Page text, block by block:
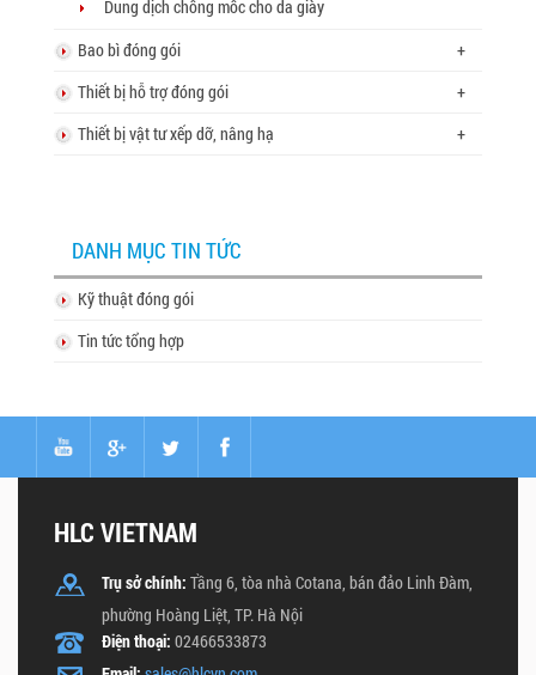
Dung dịch chống mốc cho da giày
Bao bì đóng gói
+
Thiết bị hỗ trợ đóng gói
+
Thiết bị vật tư xếp dỡ, nâng hạ
+
DANH MỤC TIN TỨC
Kỹ thuật đóng gói
Tin tức tổng hợp
HLC VIETNAM
Trụ sở chính: Tầng 6, tòa nhà Cotana, bán đảo Linh Đàm,
phường Hoàng Liệt, TP. Hà Nội
Điện thoại: 02466533873